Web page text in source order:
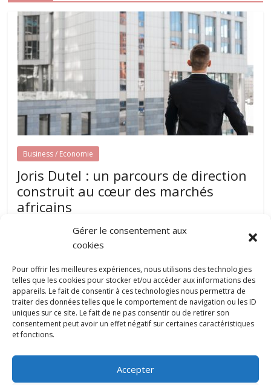
Gérer le consentement aux
cookies
Pour offrir les meilleures expériences, nous utilisons des technologies
telles que les cookies pour stocker et/ou accéder aux informations des
appareils. Le fait de consentir à ces technologies nous permettra de
traiter des données telles que le comportement de navigation ou les ID
uniques sur ce site. Le fait de ne pas consentir ou de retirer son
consentement peut avoir un effet négatif sur certaines caractéristiques
et fonctions.
Accepter
Business / Economie
Joris Dutel : un parcours de direction
construit au cœur des marchés
africains
Développer une entreprise dans plusieurs pays nécessite
expérience du management et une
Pourquoi la gestion locative devient un
levier stratégique pour valoriser son